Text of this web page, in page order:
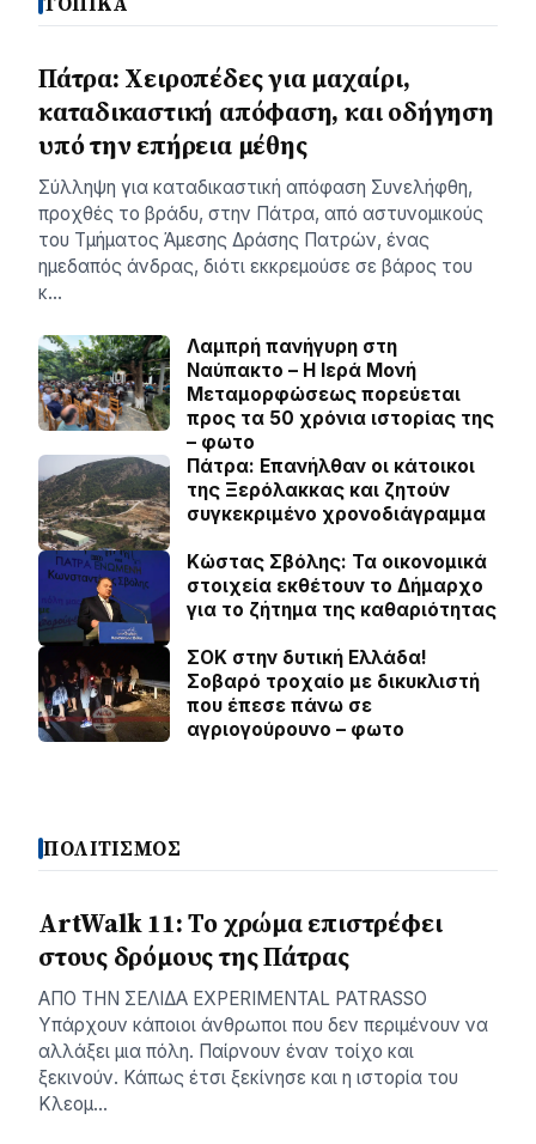
Πάτρα: Χειροπέδες για μαχαίρι,
καταδικαστική απόφαση, και οδήγηση
υπό την επήρεια μέθης
Σύλληψη για καταδικαστική απόφαση Συνελήφθη,
προχθές το βράδυ, στην Πάτρα, από αστυνομικούς
του Τμήματος Άμεσης Δράσης Πατρών, ένας
ημεδαπός άνδρας, διότι εκκρεμούσε σε βάρος του
κ…
Λαμπρή πανήγυρη στη
Ναύπακτο – Η Ιερά Μονή
Μεταμορφώσεως πορεύεται
προς τα 50 χρόνια ιστορίας της
– φωτο
Πάτρα: Επανήλθαν οι κάτοικοι
της Ξερόλακκας και ζητούν
συγκεκριμένο χρονοδιάγραμμα
Κώστας Σβόλης: Τα οικονομικά
στοιχεία εκθέτουν το Δήμαρχο
για το ζήτημα της καθαριότητας
ΣΟΚ στην δυτική Ελλάδα!
Σοβαρό τροχαίο με δικυκλιστή
που έπεσε πάνω σε
αγριογούρουνο – φωτο
ΠΟΛΙΤΙΣΜΟΣ
ArtWalk 11: Το χρώμα επιστρέφει
στους δρόμους της Πάτρας
AΠΟ ΤΗΝ ΣΕΛΙΔΑ EXPERIMENTAL PATRASSO
Υπάρχουν κάποιοι άνθρωποι που δεν περιμένουν να
αλλάξει μια πόλη. Παίρνουν έναν τοίχο και
ξεκινούν. Κάπως έτσι ξεκίνησε και η ιστορία του
Κλεομ…